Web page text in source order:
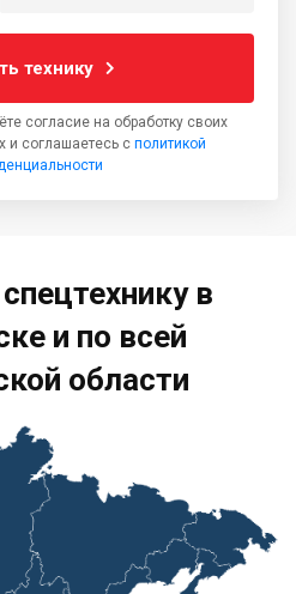
технику
согласие на обработку своих
и соглашаетесь с политикой
в
и по всей
области